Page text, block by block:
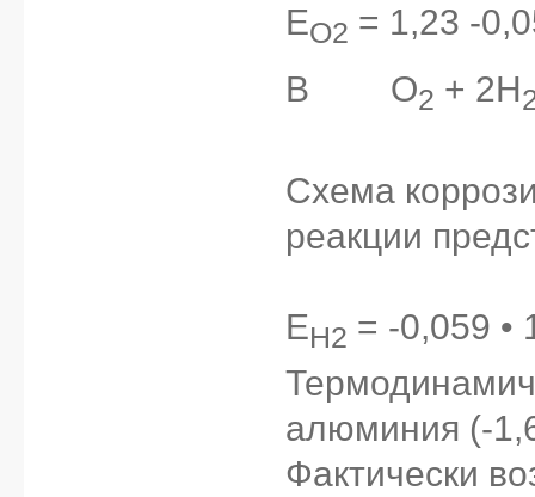
EO2 = 1,23 -
В
O2 + 2H
Схема
реакции
EH2 = -0,059 •
алюминия (-
Фактически